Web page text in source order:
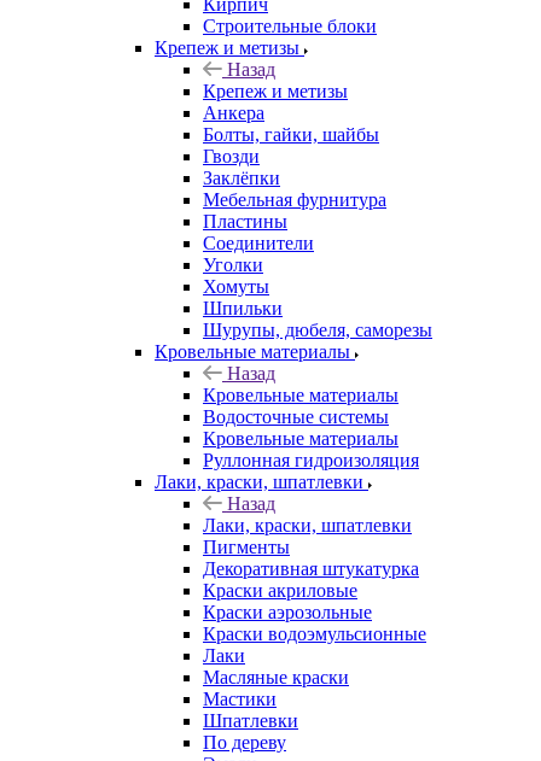
Кирпич
Строительные блоки
Крепеж и метизы
Назад
Крепеж и метизы
Анкера
Болты, гайки, шайбы
Гвозди
Заклёпки
Мебельная фурнитура
Пластины
Соединители
Уголки
Хомуты
Шпильки
Шурупы, дюбеля, саморезы
Кровельные материалы
Назад
Кровельные материалы
Водосточные системы
Кровельные материалы
Руллонная гидроизоляция
Лаки, краски, шпатлевки
Назад
Лаки, краски, шпатлевки
Пигменты
Декоративная штукатурка
Краски акриловые
Краски аэрозольные
Краски водоэмульсионные
Лаки
Масляные краски
Мастики
Шпатлевки
По дереву